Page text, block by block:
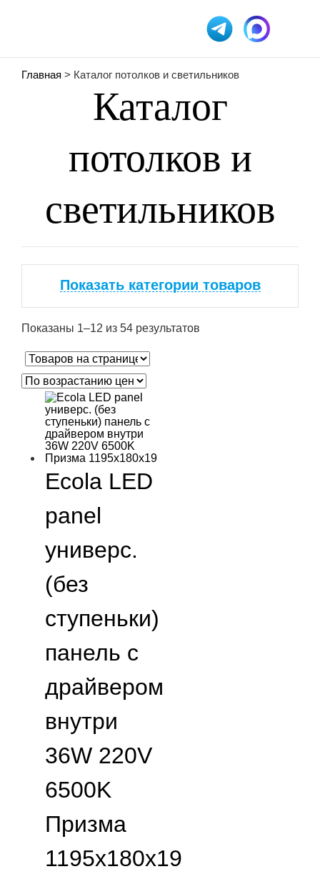
Главная > Каталог потолков и светильников
Каталог
потолков и
светильников
Показать категории товаров
Показаны 1–12 из 54 результатов
Ecola LED
panel
универс.
(без
ступеньки)
панель с
драйвером
внутри
36W 220V
6500K
Призма
1195x180x19